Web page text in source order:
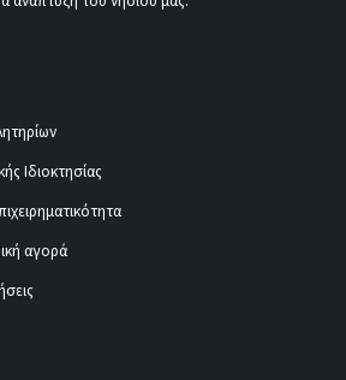
Ιδιοκτησίας
αγορά